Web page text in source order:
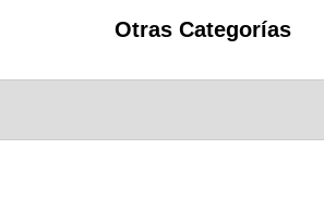
Otras Categorías